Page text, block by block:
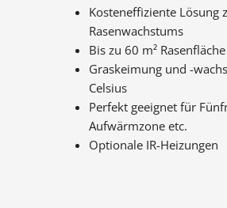
Kosteneffiziente Lösung
Rasenwachstums
Bis zu 60 m² Rasenfläche
Graskeimung und -
Celsius
Perfekt geeignet für
Aufwärmzone etc.
Optionale IR-Heizungen